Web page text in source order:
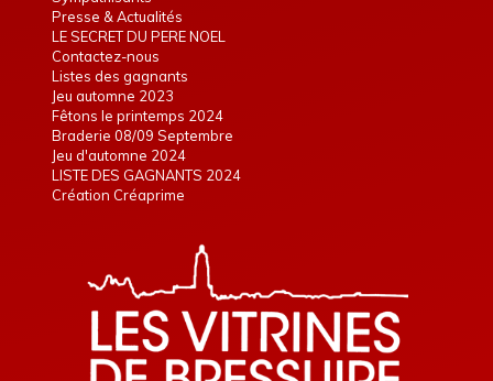
Presse & Actualités
LE SECRET DU PERE NOEL
Contactez-nous
Listes des gagnants
Jeu automne 2023
Fêtons le printemps 2024
Braderie 08/09 Septembre
Jeu d'automne 2024
LISTE DES GAGNANTS 2024
Création Créaprime